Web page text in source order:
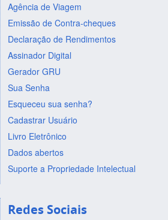
Agência de Viagem
Emissão de Contra-cheques
Declaração de Rendimentos
Assinador Digital
Gerador GRU
Sua Senha
Esqueceu sua senha?
Cadastrar Usuário
Livro Eletrônico
Dados abertos
Suporte a Propriedade Intelectual
Redes Sociais